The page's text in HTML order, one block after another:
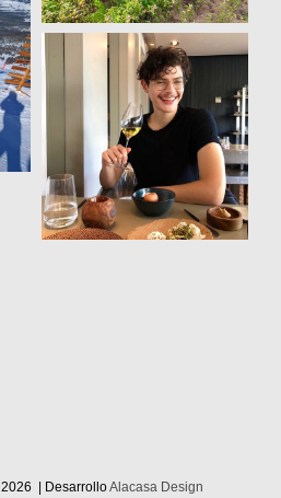
2026 | DesarrolloAlacasa Design